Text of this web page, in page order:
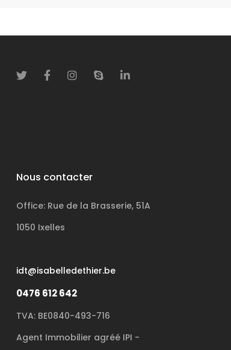
Nous contacter
Office: Rue de la Brasserie, 51A
1050 Ixelles
idt@isabelledethier.be
0476 612 642
TVA: BE0840-493-716
Agent Immobilier agréé IPI -